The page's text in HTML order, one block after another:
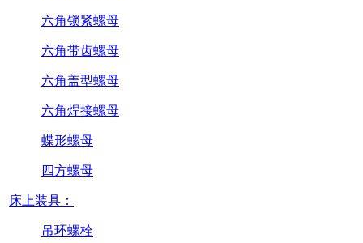
六角锁紧螺母
六角带齿螺母
六角盖型螺母
六角焊接螺母
蝶形螺母
四方螺母
床上装具：
吊环螺栓